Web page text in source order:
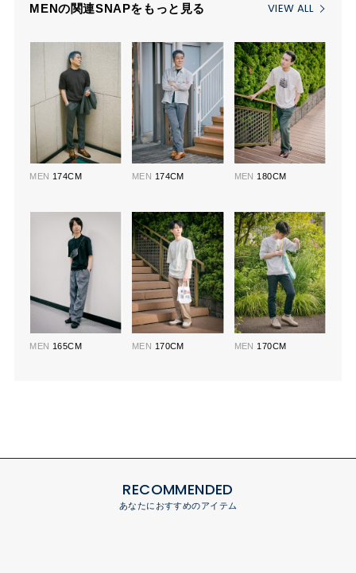
MENの関連SNAPをもっと見る VIEW ALL
MEN 174CM MEN 174CM MEN 180CM
MEN 165CM MEN 170CM MEN 170CM
RECOMMENDED
あなたにおすすめのアイテム